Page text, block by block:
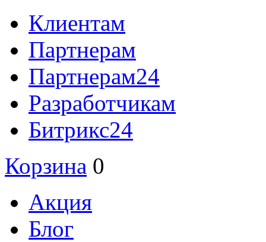
Клиентам
Партнерам
Партнерам24
Разработчикам
Битрикс24
Корзина 0
Акция
Блог